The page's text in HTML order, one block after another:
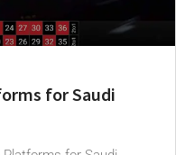
for Saudi